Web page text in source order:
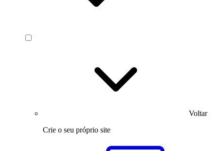
Voltar
Crie o seu próprio site